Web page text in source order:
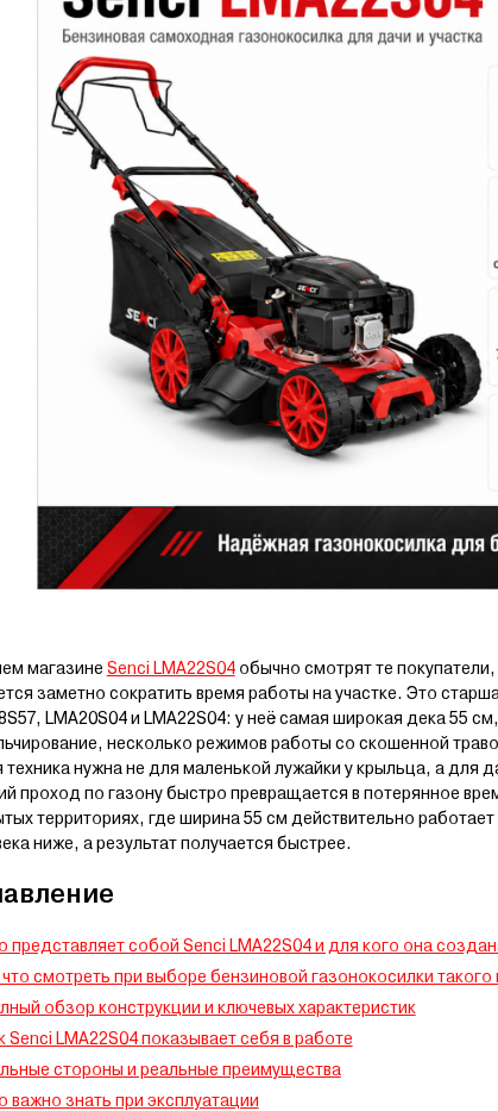
магазине Senci LMA22S04обычно смотрят те
заметно сократить время работы на участке. Это
LMA20S04 и LMA22S04: у неё самая широкая дека 55
несколько режимов работы со скошенной
техника нужна не для маленькой лужайки у крыльца, а для
проход по газону быстро превращается в потерянное
территориях, где ширина 55 см действительно
ниже, а результат получается быстрее.
представляет собой Senci LMA22S04 и для кого она
что смотреть при выборе бензиновой газонокосилки такого
обзор конструкции и ключевых характеристик
Senci LMA22S04 показывает себя в работе
стороны и реальные преимущества
важно знать при эксплуатации